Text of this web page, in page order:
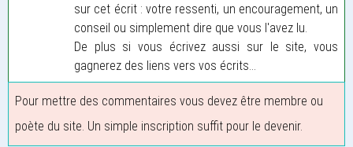
sur cet écrit : votre ressenti, un encouragement, un
conseil ou simplement dire que vous l'avez lu.
De plus si vous écrivez aussi sur le site, vous
gagnerez des liens vers vos écrits...
Pour mettre des commentaires vous devez être membre ou
poète du site. Un simple inscription suffit pour le devenir.